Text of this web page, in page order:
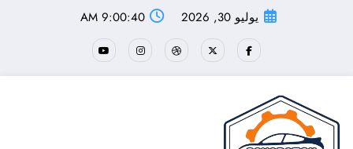
يوليو 30, 2026 9:00:41 AM